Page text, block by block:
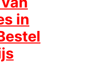
in